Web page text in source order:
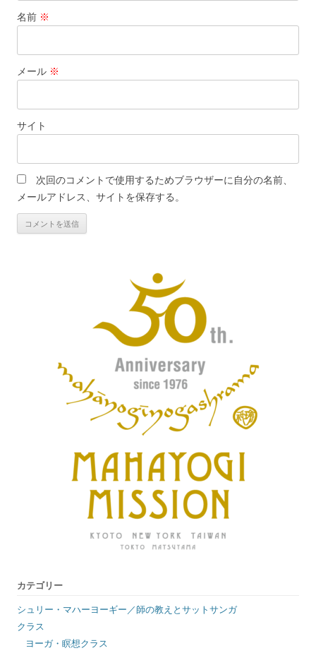
名前 ※
メール ※
サイト
次回のコメントで使用するためブラウザーに自分の名前、
メールアドレス、サイトを保存する。
カテゴリー
シュリー・マハーヨーギー／師の教えとサットサンガ
クラス
ヨーガ・瞑想クラス